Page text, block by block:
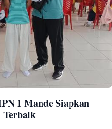
1 Mande Siapkan
Terbaik